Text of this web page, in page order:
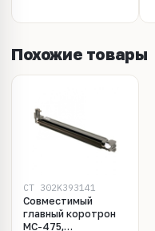
Похожие товары
CT_302K393141
Совместимый
главный коротрон
MC-475,